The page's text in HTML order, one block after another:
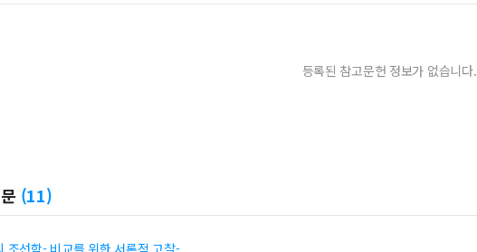
등록된 참고문헌 정보가 없습니다.
(11)